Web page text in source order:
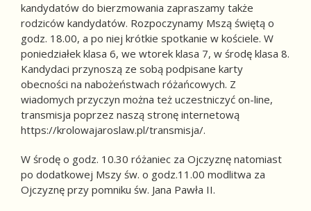
kandydatów do bierzmowania zapraszamy także
rodziców kandydatów. Rozpoczynamy Mszą świętą o
godz. 18.00, a po niej krótkie spotkanie w kościele. W
poniedziałek klasa 6, we wtorek klasa 7, w środę klasa 8.
Kandydaci przynoszą ze sobą podpisane karty
obecności na nabożeństwach różańcowych. Z
wiadomych przyczyn można też uczestniczyć on-line,
transmisja poprzez naszą stronę internetową
https://krolowajaroslaw.pl/transmisja/.
W środę o godz. 10.30 różaniec za Ojczyznę natomiast
po dodatkowej Mszy św. o godz.11.00 modlitwa za
Ojczyznę przy pomniku św. Jana Pawła II.